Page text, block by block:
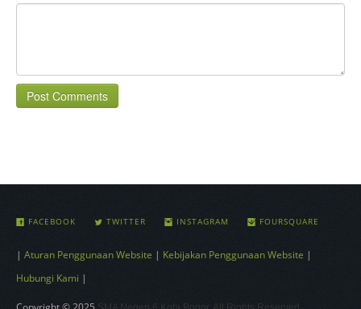
Post Comments
FACEBOOK TWITTER INSTAGRAM FOURSQUARE
| Aturan Penggunaan Website | Kebijakan Penggunaan Website |
Hubungi Kami |